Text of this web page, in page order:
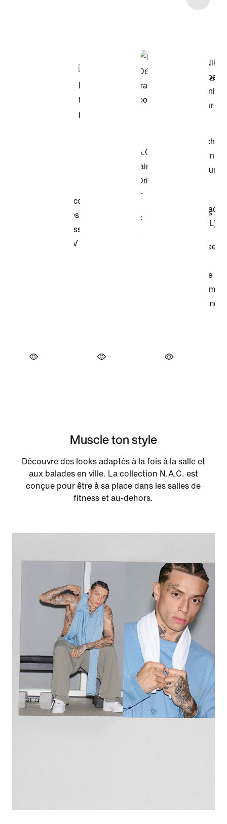
Muscle ton style
Découvre des looks adaptés à la fois à la salle et
aux balades en ville. La collection N.A.C. est
conçue pour être à sa place dans les salles de
fitness et au-dehors.